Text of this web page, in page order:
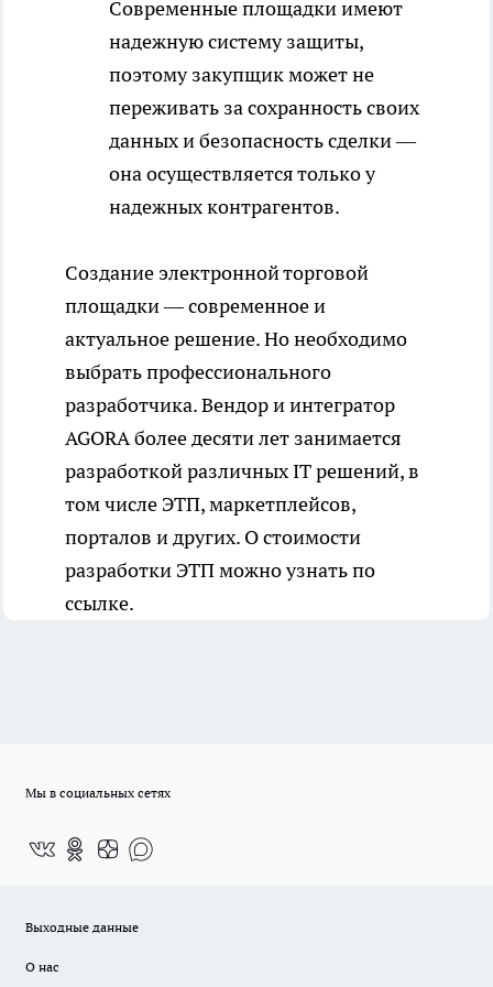
Современные площадки имеют
надежную систему защиты,
поэтому закупщик может не
переживать за сохранность своих
данных и безопасность сделки —
она осуществляется только у
надежных контрагентов.
Создание электронной торговой
площадки — современное и
актуальное решение. Но необходимо
выбрать профессионального
разработчика. Вендор и интегратор
AGORA более десяти лет занимается
разработкой различных IT решений, в
том числе ЭТП, маркетплейсов,
порталов и других. О стоимости
разработки ЭТП можно узнатьпо
ссылке.
Мы в социальных сетях
Выходные данные
О нас